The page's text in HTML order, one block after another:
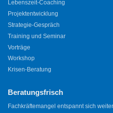
Lebenszeit-Coaching
Projektentwicklung
Strategie-Gespräch
Training und Seminar
Vorträge
Workshop
Krisen-Beratung
Beratungsfrisch
Fachkräftemangel entspannt sich